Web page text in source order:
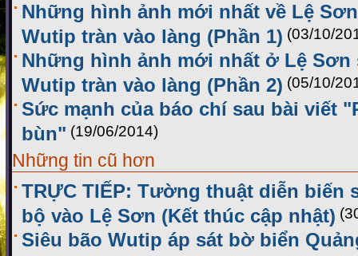
Những hình ảnh mới nhất về Lệ
Wutip tràn vào làng (Phần 1) (03/10/
Những hình ảnh mới nhất ở Lệ Sơn
Wutip tràn vào làng (Phần 2) (05/10/
Sức mạnh của báo chí sau bài viết
bùn" (19/06/2014)
Những tin cũ hơn
TRỰC TIẾP: Tường thuật diễn biến
bộ vào Lệ Sơn (Kết thúc cập nhật)
Siêu bão Wutip áp sát bờ biển